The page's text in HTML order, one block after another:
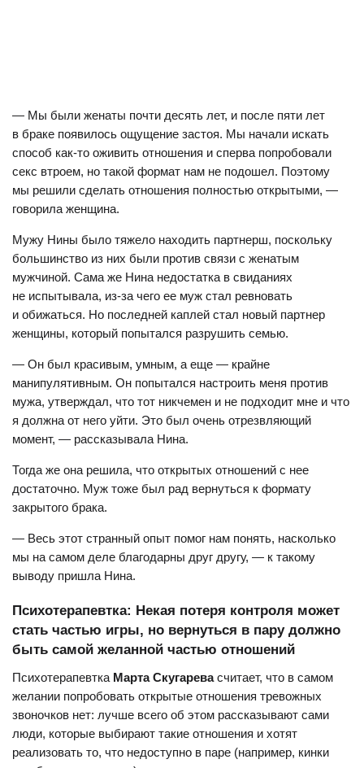
— Мы были женаты почти десять лет, и после пяти лет
в браке появилось ощущение застоя. Мы начали искать
способ как-то оживить отношения и сперва попробовали
секс втроем, но такой формат нам не подошел. Поэтому
мы решили сделать отношения полностью открытыми, —
говорила женщина.
Мужу Нины было тяжело находить партнерш, поскольку
большинство из них были против связи с женатым
мужчиной. Сама же Нина недостатка в свиданиях
не испытывала, из-за чего ее муж стал ревновать
и обижаться. Но последней каплей стал новый партнер
женщины, который попытался разрушить семью.
— Он был красивым, умным, а еще — крайне
манипулятивным. Он попытался настроить меня против
мужа, утверждал, что тот никчемен и не подходит мне и что
я должна от него уйти. Это был очень отрезвляющий
момент, — рассказывала Нина.
Тогда же она решила, что открытых отношений с нее
достаточно. Муж тоже был рад вернуться к формату
закрытого брака.
— Весь этот странный опыт помог нам понять, насколько
мы на самом деле благодарны друг другу, — к такому
выводу пришла Нина.
Психотерапевтка: Некая потеря контроля может
стать частью игры, но вернуться в пару должно
быть самой желанной частью отношений
Психотерапевтка Марта Скугаревасчитает, что в самом
желании попробовать открытые отношения тревожных
звоночков нет: лучше всего об этом рассказывают сами
люди, которые выбирают такие отношения и хотят
реализовать то, что недоступно в паре (например, кинки